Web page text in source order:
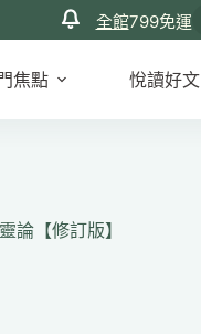
全館799免運
焦點 悅讀好文
論【修訂版】